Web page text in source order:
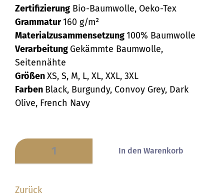
Zertifizierung Bio-Baumwolle, Oeko-Tex
Grammatur160 g/m²
Materialzusammensetzung100% Baumwolle
Verarbeitung Gekämmte Baumwolle,
Seitennähte
GrößenXS, S, M, L, XL, XXL, 3XL
Farben Black, Burgundy, Convoy Grey, Dark
Olive, French Navy
Zurück